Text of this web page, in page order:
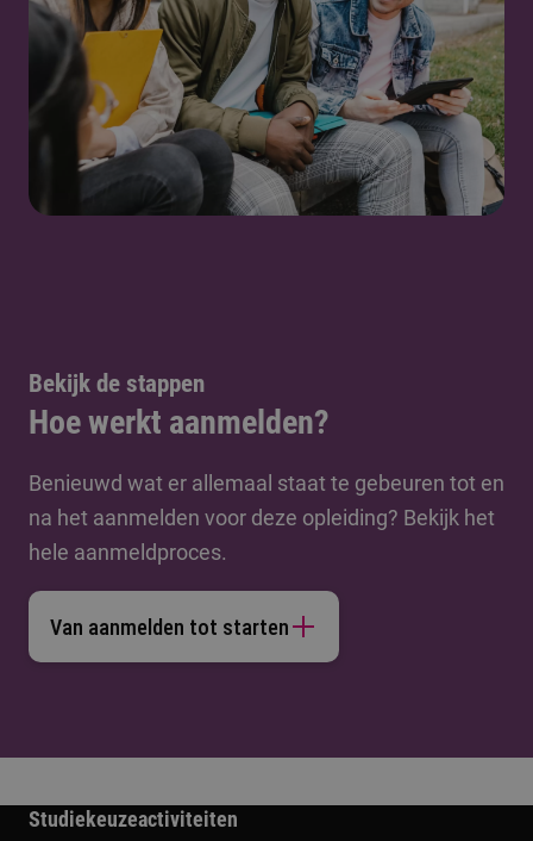
Bekijk de stappen
Hoe werkt aanmelden?
Benieuwd wat er allemaal staat te gebeuren tot en
na het aanmelden voor deze opleiding? Bekijk het
hele aanmeldproces.
Van aanmelden tot starten
Studiekeuzeactiviteiten